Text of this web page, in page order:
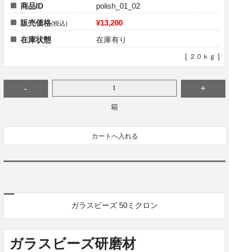
商品ID
polish_01_02
販売価格(税込)
¥13,200
在庫状態
在庫有り
[ ２０ｋｇ ]
箱
ガラスビーズ 50ミクロン
ガラスビーズ研磨材